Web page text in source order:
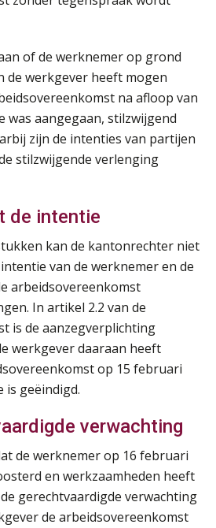
of de werknemer op grond
de werkgever heeft mogen
na afloop van
was aangegaan, stilzwijgend
zijn de intenties van partijen
stilzwijgende verlenging
de intentie
kan de kantonrechter niet
van de werknemer en de
arbeidsovereenkomst
In artikel 2.2 van de
is de aanzegverplichting
werkgever daaraan heeft
op 15 februari
is geëindigd.
verwachting
de werknemer op 16 februari
en werkzaamheden heeft
gerechtvaardigde verwachting
de arbeidsovereenkomst